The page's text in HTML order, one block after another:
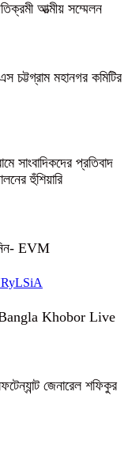
আত্মীয় সম্মেলন
চট্টগ্রাম মহানগর কমিটির
সাংবাদিকদের প্রতিবাদ
হুঁশিয়ারি
EVM
Bangla Khobor Live
জেনারেল শফিকুর